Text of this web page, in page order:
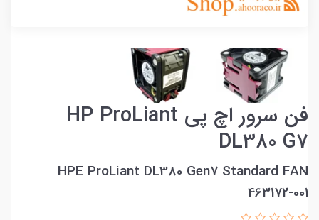
فن سرور اچ پی HP ProLiant
DL380 G7
HPE ProLiant DL380 Gen7 Standard FAN
463172-001